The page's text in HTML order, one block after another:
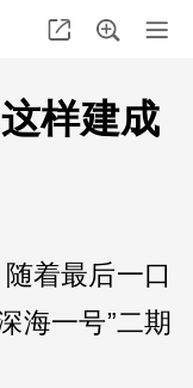
样建成
着最后一口
海一号”二期